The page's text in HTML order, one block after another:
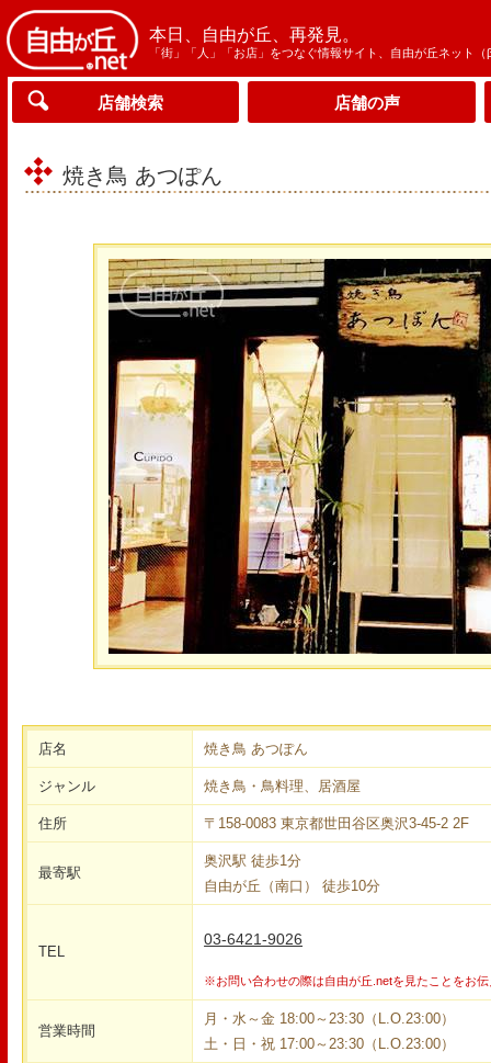
本日、自由が丘、再発見。
「街」「人」「お店」をつなぐ情報サイト、自由が丘ネット（
店舗検索 店舗の声
焼き鳥 あつぽん
店名 焼き鳥 あつぽん
ジャンル 焼き鳥・鳥料理、居酒屋
住所 〒158-0083 東京都世田谷区奥沢3-45-2 2F
最寄駅
奥沢駅 徒歩1分
自由が丘（南口） 徒歩10分
TEL
03-6421-9026
※お問い合わせの際は自由が丘.netを見たことをお
営業時間
月・水～金 18:00～23:30（L.O.23:00）
土・日・祝 17:00～23:30（L.O.23:00）